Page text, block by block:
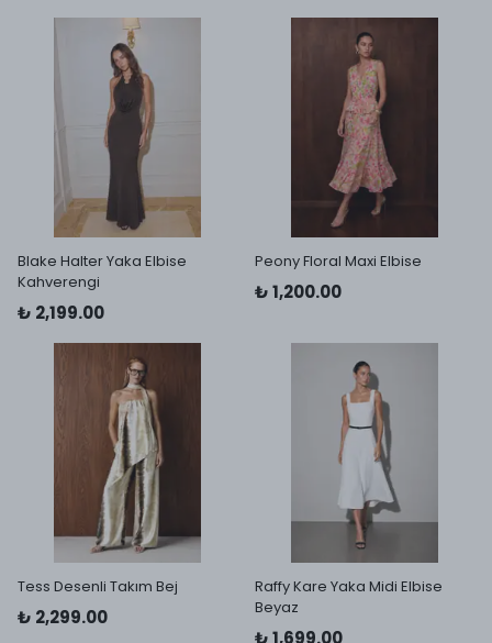
Blake Halter Yaka Elbise
Kahverengi
₺ 2,199.00
Peony Floral Maxi Elbise
₺ 1,200.00
Tess Desenli Takım Bej
₺ 2,299.00
Raffy Kare Yaka Midi Elbise
Beyaz
₺ 1,699.00